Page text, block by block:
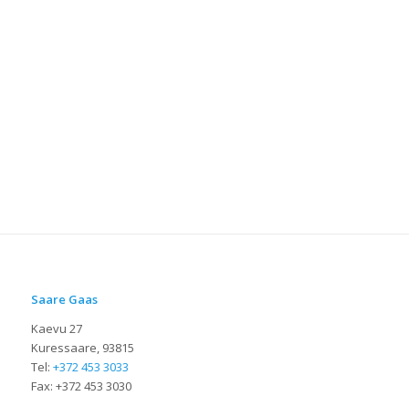
Saare Gaas
Kaevu 27
Kuressaare, 93815
Tel: +372 453 3033
Fax: +372 453 3030